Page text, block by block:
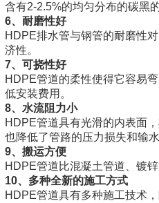
含有2-2.5%的均匀分布的碳黑
6、耐磨性好
HDPE排水管与钢管的耐磨性
济性。
7、可挠性好
HDPE管道的柔性使得它容易
低安装费用。
8、水流阻力小
HDPE管道具有光滑的内表面
也降低了管路的压力损失和输水
9、搬运方便
HDPE管道比混凝土管道、镀
10、多种全新的施工方式
HDPE管道具有多种施工技术